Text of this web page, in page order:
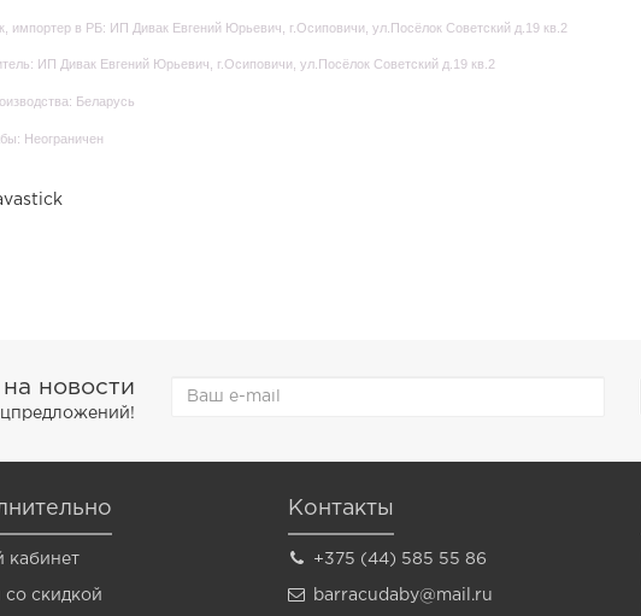
импортер в РБ: ИП Дивак Евгений Юрьевич, г.Осиповичи, ул.Посёлок Советский д.19 кв.2
ИП Дивак Евгений Юрьевич, г.Осиповичи, ул.Посёлок Советский д.19 кв.2
Беларусь
Неограничен
на новости
кабинет
со скидкой
Контакты
+375 (44) 585 55 86
barracudaby@mail.ru